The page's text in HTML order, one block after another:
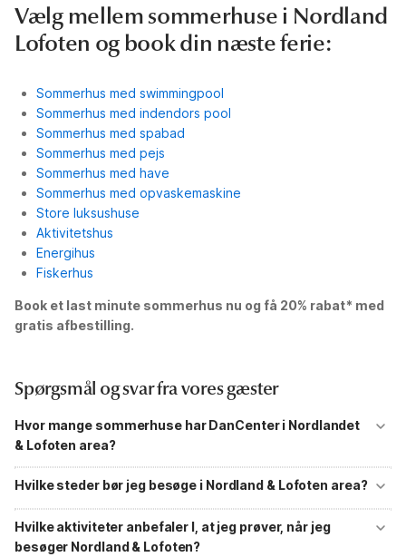
Vælg mellem sommerhuse i Nordland
Lofoten og book din næste ferie:
Sommerhus med swimmingpool
Sommerhus med indendors pool
Sommerhus med spabad
Sommerhus med pejs
Sommerhus med have
Sommerhus med opvaskemaskine
Store luksushuse
Aktivitetshus
Energihus
Fiskerhus
Book et last minute sommerhus nu og få 20% rabat* med
gratis afbestilling.
Spørgsmål og svar fra vores gæster
Hvor mange sommerhuse har DanCenter i Nordlandet
& Lofoten area?
DanCenter har mere end 30 sommerhuse at vælge imellem i
Nordland-Lofoten området.
Hvilke steder bør jeg besøge i Nordland & Lofoten area?
Leknes, Mo i Rana, Andenes, Henningsvær og Sortland er nogle af de
vigtigste steder at besøge under dit ophold i Nordland og Lofoten.
Hvilke aktiviteter anbefaler I, at jeg prøver, når jeg
besøger Nordland & Lofoten?